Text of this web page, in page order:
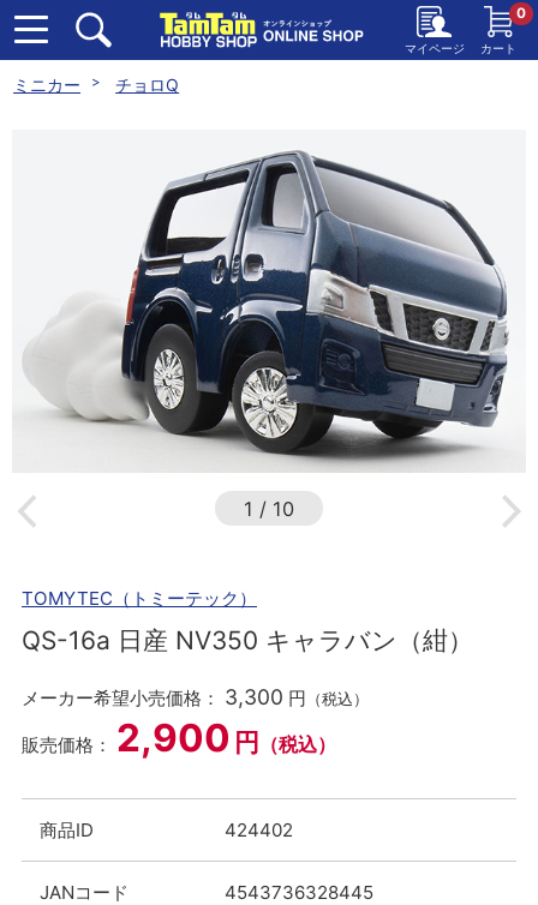
マイページ カート
0
ミニカー チョロQ
1 / 10
TOMYTEC（トミーテック）
QS-16a 日産 NV350 キャラバン（紺）
メーカー希望小売価格： 3,300 円 （税込）
販売価格： 2,900 円 （税込）
商品ID 424402
JANコード 4543736328445